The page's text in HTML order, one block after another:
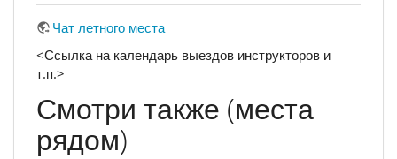
Чат летного места
<Ссылка на календарь выездов инструкторов и
т.п.>
Смотри также (места
рядом)